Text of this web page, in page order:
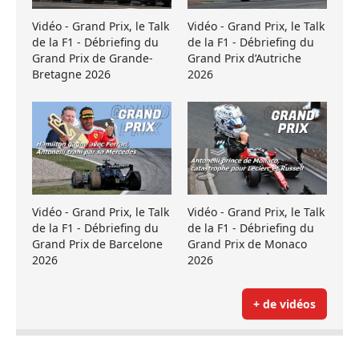
Vidéo - Grand Prix, le Talk
de la F1 - Débriefing du
Grand Prix de Grande-
Bretagne 2026
Vidéo - Grand Prix, le Talk
de la F1 - Débriefing du
Grand Prix d’Autriche
2026
Vidéo - Grand Prix, le Talk
de la F1 - Débriefing du
Grand Prix de Barcelone
2026
Vidéo - Grand Prix, le Talk
de la F1 - Débriefing du
Grand Prix de Monaco
2026
+ de vidéos